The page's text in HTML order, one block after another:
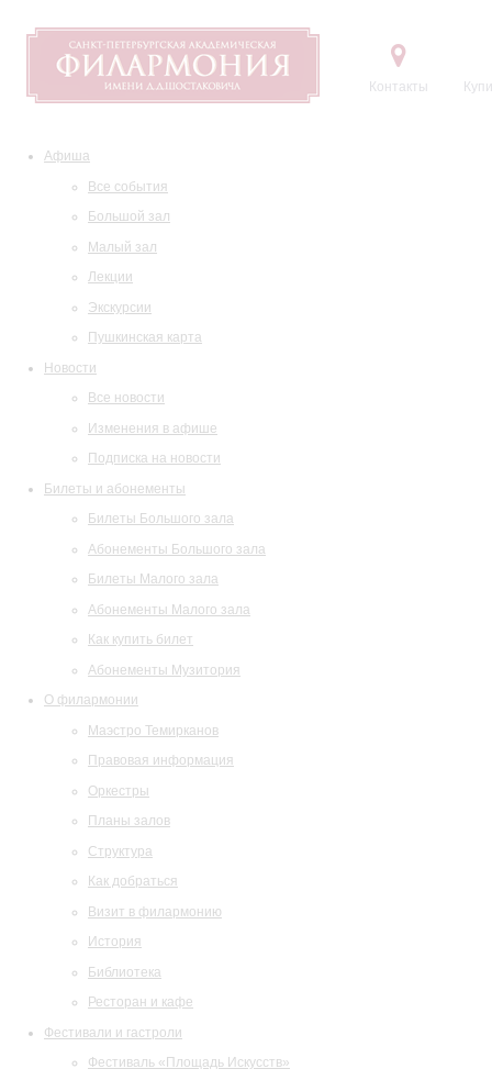
Контакты
Афиша
Все события
Большой зал
Малый зал
Лекции
Экскурсии
Пушкинская карта
Новости
Все новости
Изменения в афише
Подписка на новости
Билеты и абонементы
Билеты Большого зала
Абонементы Большого зала
Билеты Малого зала
Абонементы Малого зала
Как купить билет
Абонементы Музитория
О филармонии
Маэстро Темирканов
Правовая информация
Оркестры
Планы залов
Структура
Как добраться
Визит в филармонию
История
Библиотека
Ресторан и кафе
Фестивали и гастроли
Фестиваль «Площадь Искусств»